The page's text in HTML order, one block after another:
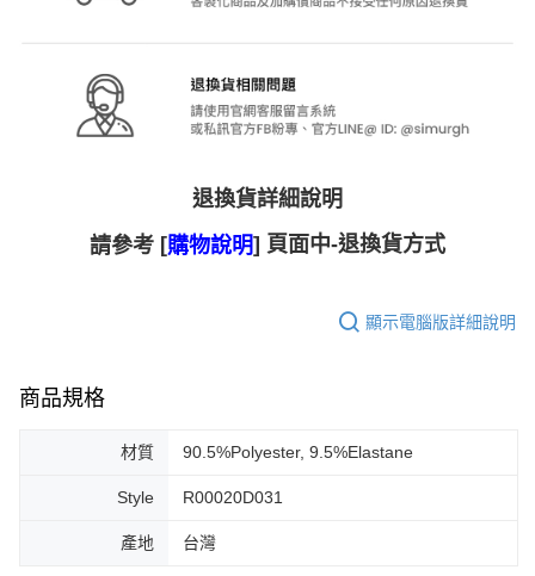
退換貨詳細說明
請參考 [購物說明] 頁面中-退換貨方式
顯示電腦版詳細說明
商品規格
材質 90.5%Polyester, 9.5%Elastane
Style R00020D031
產地 台灣